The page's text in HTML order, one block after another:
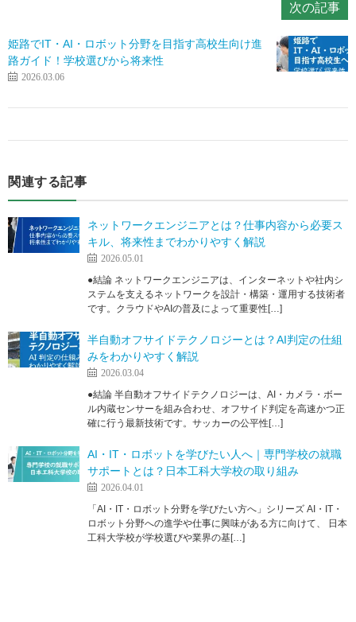
次の記事
姫路でIT・AI・ロボット分野を目指す高校生向け進
路ガイド！学校選びから将来性
2026.03.06
関連する記事
ネットワークエンジニアとは？仕事内容から必要ス
キル、将来性までわかりやすく解説
2026.05.01
●結論 ネットワークエンジニアは、インターネットや社内シ
ステムを支えるネットワークを設計・構築・運用する技術者
です。クラウドやAIの普及によって重要性[…]
半自動オフサイドテクノロジーとは？AI判定の仕組
みをわかりやすく解説
2026.03.04
●結論 半自動オフサイドテクノロジーは、AI・カメラ・ボー
ル内蔵センサーを組み合わせ、オフサイド判定を高速かつ正
確に行う最新技術です。サッカーの公平性[…]
AI・IT・ロボットを学びたい人へ｜専門学校の就職
サポートとは？日本工科大学校の取り組み
2026.04.01
「AI・IT・ロボット分野を学びたい方へ」シリーズ AI・IT・
ロボット分野への進学や仕事に興味がある方に向けて、 日本
工科大学校が学校選びや業界の基[…]